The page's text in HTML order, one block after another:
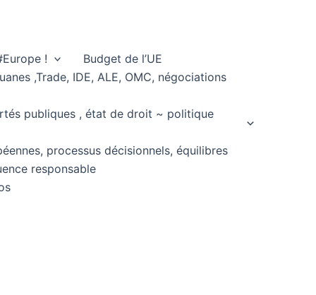
!
Budget de l’UE
,Trade, IDE, ALE, OMC, négociations
publiques , état de droit ~ politique
processus décisionnels, équilibres
responsable